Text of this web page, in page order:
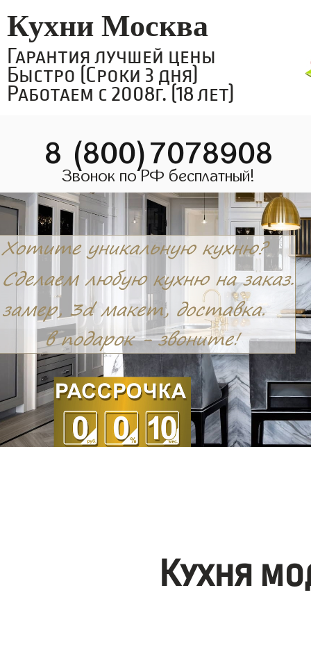
Кухни Москва
Гарантия лучшей цены
Быстро (Сроки 3 дня)
Работаем с 2008г. (18 лет)
8 (800)7078908
Звонок по РФ бесплатный!
Кухня